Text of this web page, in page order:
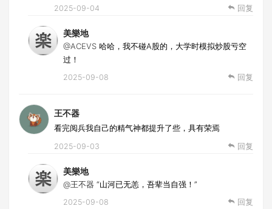
2025-09-04 回复
美樂地
@ACEVS 哈哈，我不碰A股的，大学时模拟炒股亏空
过！
2025-09-08 回复
王不器
看完阅兵我自己的精气神都提升了些，具有荣焉
2025-09-03 回复
美樂地
@王不器 “山河已无恙，吾辈当自强！”
2025-09-08 回复